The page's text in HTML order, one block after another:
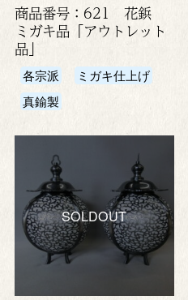
商品番号：621 花鋲
ミガキ品「アウトレット
品」
各宗派
ミガキ仕上げ
真鍮製
SOLDOUT